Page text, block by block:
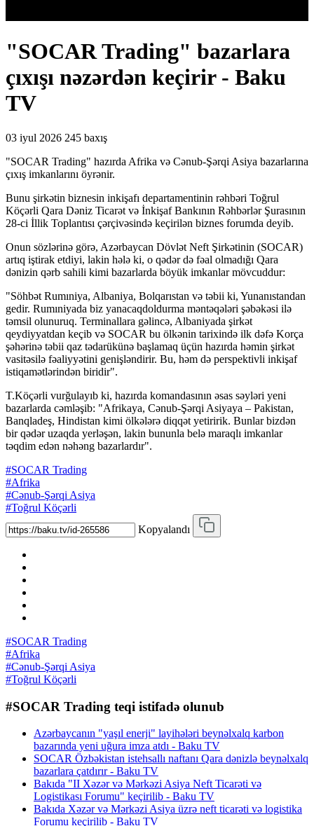
"SOCAR Trading" bazarlara
çıxışı nəzərdən keçirir - Baku
TV
03 iyul 2026 245 baxış
"SOCAR Trading" hazırda Afrika və Cənub-Şərqi Asiya bazarlarına
çıxış imkanlarını öyrənir.
Bunu şirkətin biznesin inkişafı departamentinin rəhbəri Toğrul
Köçərli Qara Dəniz Ticarət və İnkişaf Bankının Rəhbərlər Şurasının
28-ci İllik Toplantısı çərçivəsində keçirilən biznes forumda deyib.
Onun sözlərinə görə, Azərbaycan Dövlət Neft Şirkətinin (SOCAR)
artıq iştirak etdiyi, lakin hələ ki, o qədər də fəal olmadığı Qara
dənizin qərb sahili kimi bazarlarda böyük imkanlar mövcuddur:
"Söhbət Rumıniya, Albaniya, Bolqarıstan və təbii ki, Yunanıstandan
gedir. Rumıniyada biz yanacaqdoldurma məntəqələri şəbəkəsi ilə
təmsil olunuruq. Terminallara gəlincə, Albaniyada şirkət
qeydiyyatdan keçib və SOCAR bu ölkənin tarixində ilk dəfə Korça
şəhərinə təbii qaz tədarükünə başlamaq üçün hazırda həmin şirkət
vasitəsilə fəaliyyətini genişləndirir. Bu, həm də perspektivli inkişaf
istiqamətlərindən biridir".
T.Köçərli vurğulayıb ki, hazırda komandasının əsas səyləri yeni
bazarlarda cəmləşib: "Afrikaya, Cənub-Şərqi Asiyaya – Pakistan,
Banqladeş, Hindistan kimi ölkələrə diqqət yetiririk. Bunlar bizdən
bir qədər uzaqda yerləşən, lakin bununla belə maraqlı imkanlar
təqdim edən nəhəng bazarlardır".
#SOCAR Trading
#Afrika
#Cənub-Şərqi Asiya
#Toğrul Köçərli
Kopyalandı
#SOCAR Trading
#Afrika
#Cənub-Şərqi Asiya
#Toğrul Köçərli
#SOCAR Trading teqi istifadə olunub
Azərbaycanın "yaşıl enerji" layihələri beynəlxalq karbon
bazarında yeni uğura imza atdı - Baku TV
SOCAR Özbəkistan istehsallı naftanı Qara dənizlə beynəlxalq
bazarlara çatdırır - Baku TV
Bakıda "II Xəzər və Mərkəzi Asiya Neft Ticarəti və
Logistikası Forumu" keçirilib - Baku TV
Bakıda Xəzər və Mərkəzi Asiya üzrə neft ticarəti və logistika
Forumu keçirilib - Baku TV